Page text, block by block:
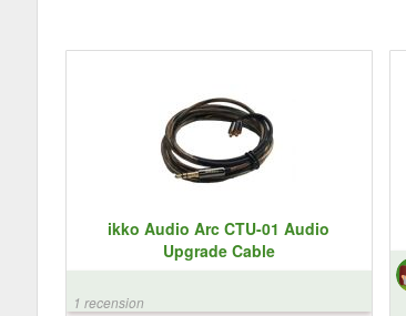
ikko Audio Arc CTU-01 Audio
Upgrade Cable
1 recension